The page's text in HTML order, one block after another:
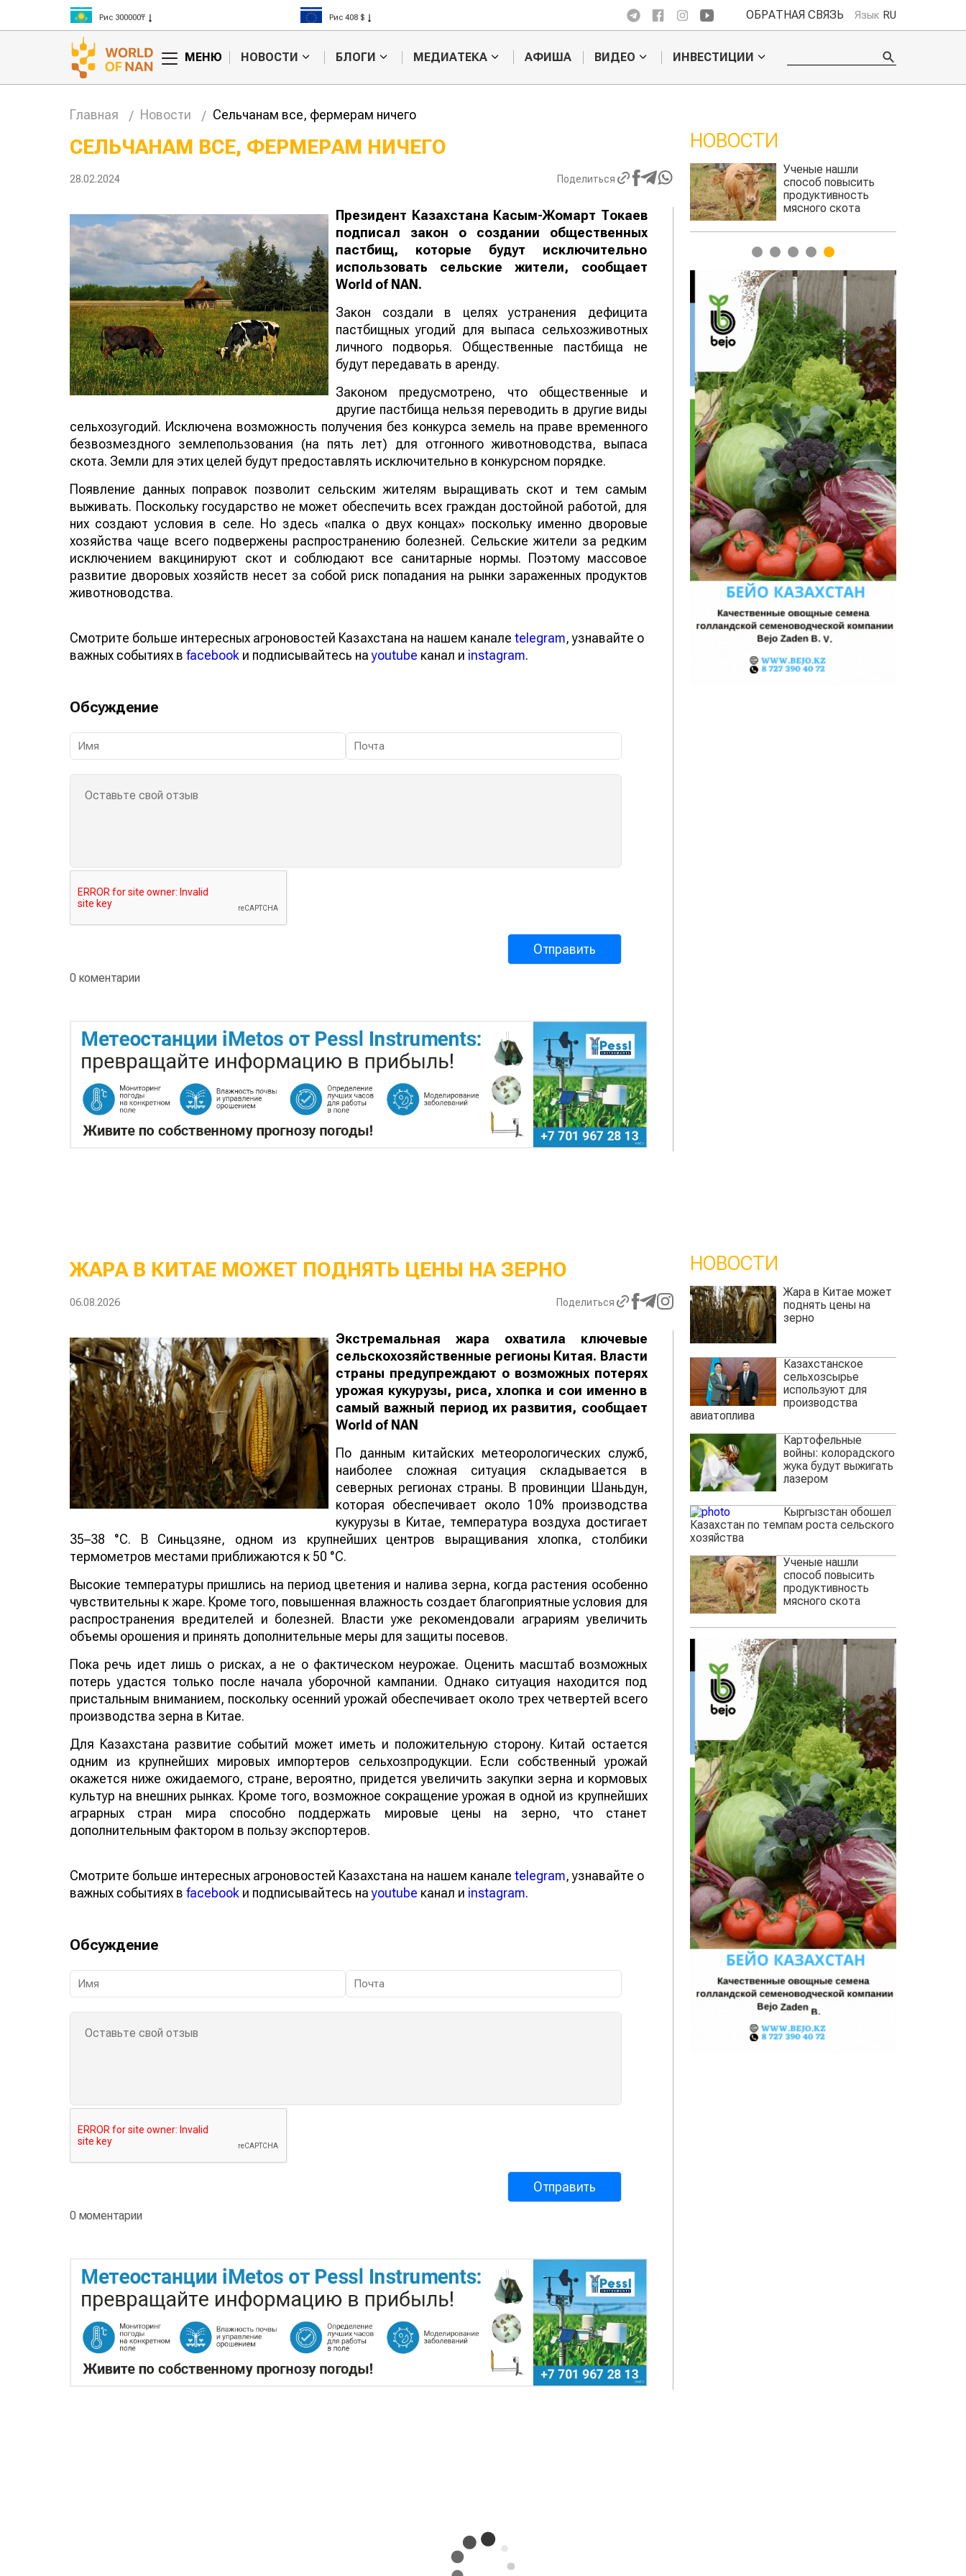
Рис 300000₸
Пшеница 3 класс 125000₸
Рис 408 $
Пшеница 423 $
ОБРАТНАЯ СВЯЗЬ Язык RU
МЕНЮ НОВОСТИ БЛОГИ МЕДИАТЕКА АФИША ВИДЕО ИНВЕСТИЦИИ
Главная Новости Сельчанам все, фермерам ничего
СЕЛЬЧАНАМ ВСЕ, ФЕРМЕРАМ НИЧЕГО
28.02.2024 Поделиться
Президент Казахстана Касым-Жомарт Токаев
подписал закон о создании общественных
пастбищ, которые будут исключительно
использовать сельские жители, сообщает
World of NAN.
Закон создали в целях устранения дефицита
пастбищных угодий для выпаса сельхозживотных
личного подворья. Общественные пастбища не
будут передавать в аренду.
Законом предусмотрено, что общественные и
другие пастбища нельзя переводить в другие виды
сельхозугодий. Исключена возможность получения без конкурса земель на праве временного
безвозмездного землепользования (на пять лет) для отгонного животноводства, выпаса
скота. Земли для этих целей будут предоставлять исключительно в конкурсном порядке.
Появление данных поправок позволит сельским жителям выращивать скот и тем самым
выживать. Поскольку государство не может обеспечить всех граждан достойной работой, для
них создают условия в селе. Но здесь «палка о двух концах» поскольку именно дворовые
хозяйства чаще всего подвержены распространению болезней. Сельские жители за редким
исключением вакцинируют скот и соблюдают все санитарные нормы. Поэтому массовое
развитие дворовых хозяйств несет за собой риск попадания на рынки зараженных продуктов
животноводства.
Смотрите больше интересных агроновостей Казахстана на нашем канале telegram, узнавайте о
важных событиях в facebook и подписывайтесь наyoutube канал и instagram.
Обсуждение
0 коментарии
НОВОСТИ
авиатоплива
лазером
Кыргызстан обошел
Казахстан по темпам роста сельского
Ученые нашли
способ повысить
продуктивность
мясного скота
1 2 3 4 5
ЖАРА В КИТАЕ МОЖЕТ ПОДНЯТЬ ЦЕНЫ НА ЗЕРНО
06.08.2026 Поделиться
Экстремальная жара охватила ключевые
сельскохозяйственные регионы Китая. Власти
страны предупреждают о возможных потерях
урожая кукурузы, риса, хлопка и сои именно в
самый важный период их развития, сообщает
World of NAN
По данным китайских метеорологических служб,
наиболее сложная ситуация складывается в
северных регионах страны. В провинции Шаньдун,
которая обеспечивает около 10% производства
кукурузы в Китае, температура воздуха достигает
35–38 °C. В Синьцзяне, одном из крупнейших центров выращивания хлопка, столбики
термометров местами приближаются к 50 °C.
Высокие температуры пришлись на период цветения и налива зерна, когда растения особенно
чувствительны к жаре. Кроме того, повышенная влажность создает благоприятные условия для
распространения вредителей и болезней. Власти уже рекомендовали аграриям увеличить
объемы орошения и принять дополнительные меры для защиты посевов.
Пока речь идет лишь о рисках, а не о фактическом неурожае. Оценить масштаб возможных
потерь удастся только после начала уборочной кампании. Однако ситуация находится под
пристальным вниманием, поскольку осенний урожай обеспечивает около трех четвертей всего
производства зерна в Китае.
Для Казахстана развитие событий может иметь и положительную сторону. Китай остается
одним из крупнейших мировых импортеров сельхозпродукции. Если собственный урожай
окажется ниже ожидаемого, стране, вероятно, придется увеличить закупки зерна и кормовых
культур на внешних рынках. Кроме того, возможное сокращение урожая в одной из крупнейших
аграрных стран мира способно поддержать мировые цены на зерно, что станет
дополнительным фактором в пользу экспортеров.
Смотрите больше интересных агроновостей Казахстана на нашем канале telegram, узнавайте о
важных событиях в facebook и подписывайтесь наyoutube канал и instagram.
Обсуждение
0 моментарии
НОВОСТИ
Жара в Китае может
поднять цены на
зерно
Казахстанское
сельхозсырье
используют для
производства
авиатоплива
Картофельные
войны: колорадского
жука будут выжигать
лазером
Кыргызстан обошел
Казахстан по темпам роста сельского
хозяйства
Ученые нашли
способ повысить
продуктивность
мясного скота